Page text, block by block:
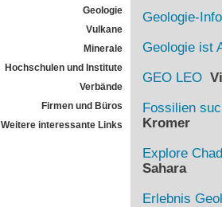
Geologie
Vulkane
Minerale
Hochschulen und Institute
Verbände
Firmen und Büros
Weitere interessante Links
Geologie-Info
Geologie ist
GEO LEO
Fossilien
Kromer
Explore Chad
Sahara
Erlebnis